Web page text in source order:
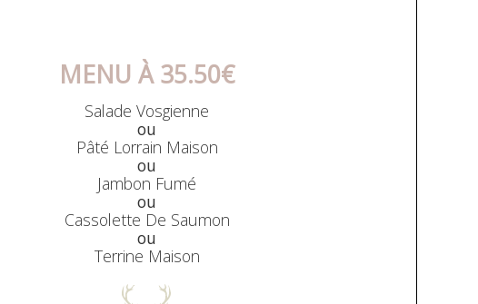
MENU À 35.50€
Salade Vosgienne
ou
Pâté Lorrain Maison
ou
Jambon Fumé
ou
Cassolette De Saumon
ou
Terrine Maison